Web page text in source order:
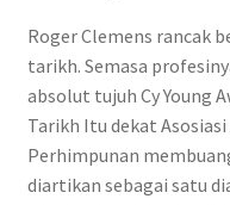
Roger Clemens rancak
tarikh. Semasa
absolut tujuh Cy Young
Tarikh Itu dekat
Perhimpunan
diartikan sebagai satu